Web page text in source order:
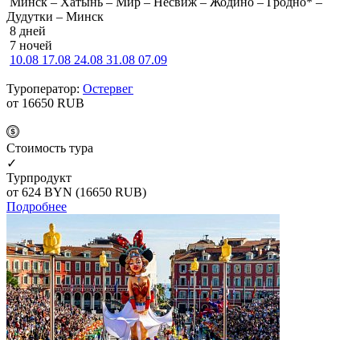
Дудутки – Минск
8 дней
7 ночей
10.08 17.08 24.08 31.08 07.09
Туроператор: Остервег
от 16650 RUB
Cтоимость тура
✓
Турпродукт
от 624 BYN (16650 RUB)
Подробнее